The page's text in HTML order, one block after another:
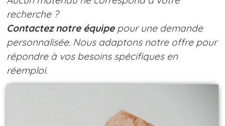
recherche ?
Contactez notre équipepour une demande
personnalisée. Nous adaptons notre offre pour
répondre à vos besoins spécifiques en
réemploi.